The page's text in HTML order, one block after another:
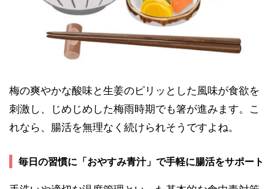
梅の爽やかな酸味と生姜のピリッとした風味が食欲を
刺激し、じめじめした梅雨時期でも箸が進みます。こ
れなら、腸活を無理なく続けられそうですよね。
毎日の習慣に「おやすみ青汁」で手軽に腸活をサポート